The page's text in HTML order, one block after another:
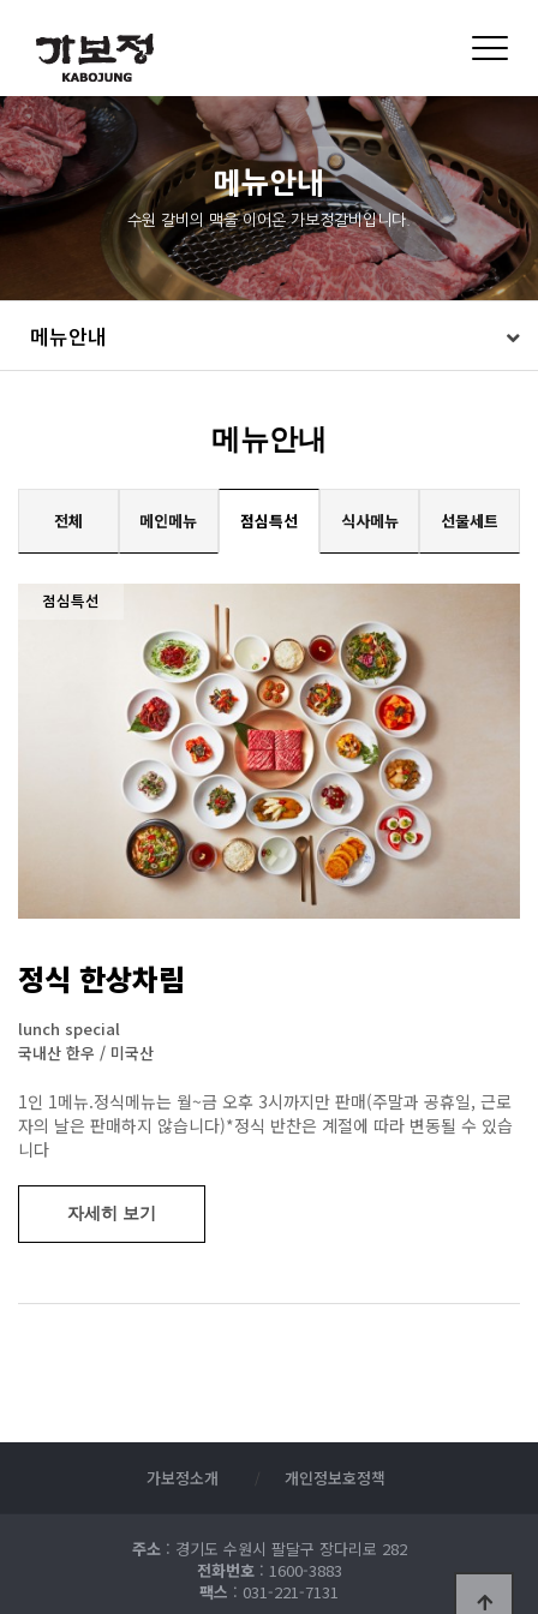
Toggle
메뉴안내
수원 갈비의 맥을 이어온 가보정갈비입니다.
메뉴안내
메뉴안내
전체 메인메뉴 점심특선 식사메뉴 선물세트
점심특선
정식 한상차림
lunch special
국내산 한우 / 미국산
1인 1메뉴.정식메뉴는 월~금 오후 3시까지만 판매(주말과 공휴일, 근로
자의 날은 판매하지 않습니다)*정식 반찬은 계절에 따라 변동될 수 있습
니다
자세히 보기
가보정소개 개인정보호정책
주소: 경기도 수원시 팔달구 장다리로 282
전화번호: 1600-3883
팩스 : 031-221-7131